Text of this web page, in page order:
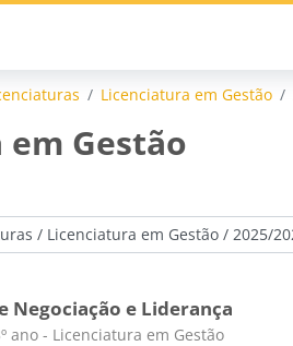
Licenciatura em Gestão
em Gestão
Negociação e Liderança
ano - Licenciatura em Gestão